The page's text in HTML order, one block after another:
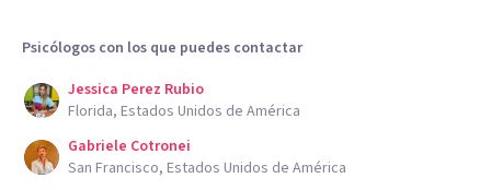
Psicólogos con los que puedes contactar
Jessica Perez Rubio
Florida, Estados Unidos de América
Gabriele Cotronei
San Francisco, Estados Unidos de América